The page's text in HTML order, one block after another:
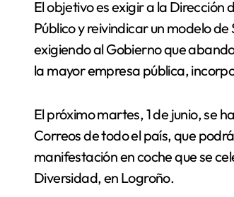
El objetivo es exigir a la
Público y reivindicar un modelo
exigiendo al Gobierno que
la mayor empresa pública,
El próximo martes, 1 de junio, se
Correos de todo el país, que
manifestación en coche que se
Diversidad, en Logroño.